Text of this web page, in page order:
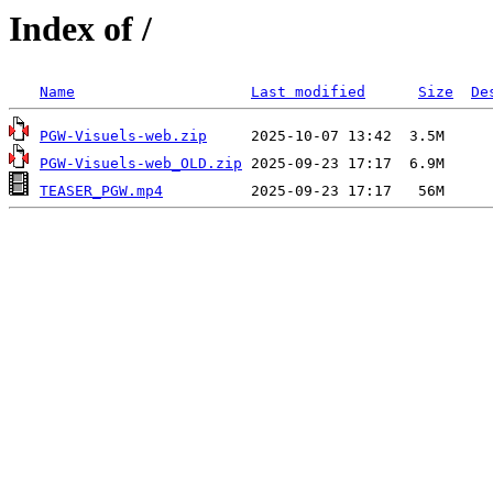
Index of /
Name Last modified Size
PGW-Visuels-web.zip
PGW-Visuels-web_OLD.zip
TEASER_PGW.mp4